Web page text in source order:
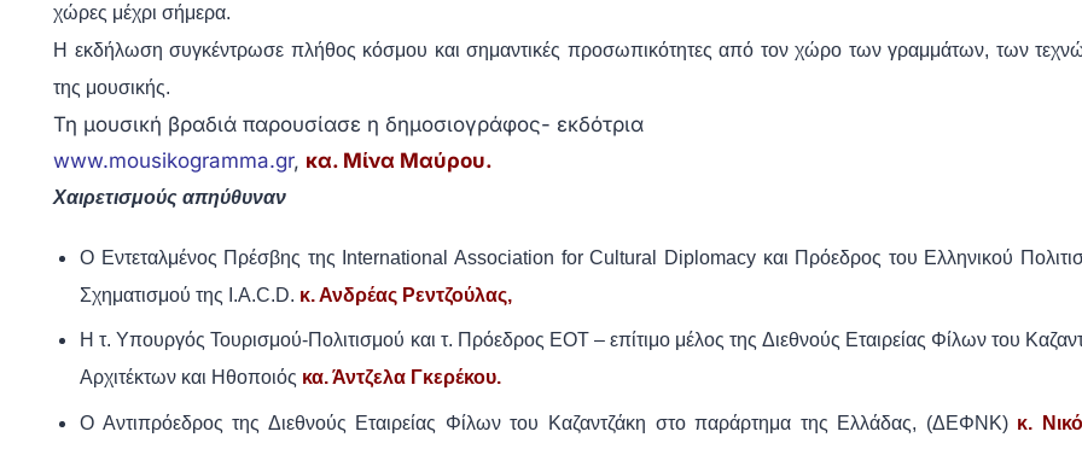
χώρες μέχρι σήμερα.
Η εκδήλωση συγκέντρωσε πλήθος κόσμου και σημαντικές προσωπικότητες από τον χώρο των γραμμάτων, των
της μουσικής.
Τη μουσική βραδιά παρουσίασε η δημοσιογράφος- εκδότρια
www.mousikogramma.gr, κα. Μίνα Μαύρου.
Χαιρετισμούς απηύθυναν
Ο Εντεταλμένος Πρέσβης της International Association for Cultural Diplomacy και Πρόεδρος του Ελληνικού
Σχηματισμού της I.A.C.D. κ. Ανδρέας Ρεντζούλας,
Η τ. Υπουργός Τουρισμού-Πολιτισμού και τ. Πρόεδρος ΕΟΤ – επίτιμο μέλος της Διεθνούς Εταιρείας Φίλων του
Αρχιτέκτων και Ηθοποιός κα. Άντζελα Γκερέκου.
Ο Αντιπρόεδρος της Διεθνούς Εταιρείας Φίλων του Καζαντζάκη στο παράρτημα της Ελλάδας, (ΔΕΦΝΚ) κ.